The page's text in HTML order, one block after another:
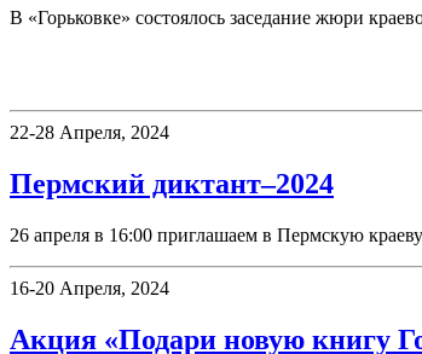
В «Горьковке» состоялось заседание жюри
22-28 Апреля, 2024
Пермский диктант–2024
26 апреля в 16:00 приглашаем в Пермскую
16-20 Апреля, 2024
Акция «Подари новую книгу